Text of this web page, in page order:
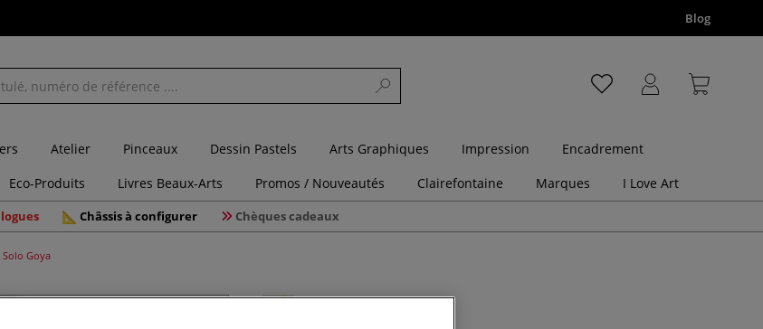
Blog
Atelier Pinceaux Dessin Pastels Arts Graphiques Impression
Encadrement
Eco-Produits Livres Beaux-Arts Promos / Nouveautés Clairefontaine Marques I Love Art
Châssis à configurer Chèques cadeaux
Goya